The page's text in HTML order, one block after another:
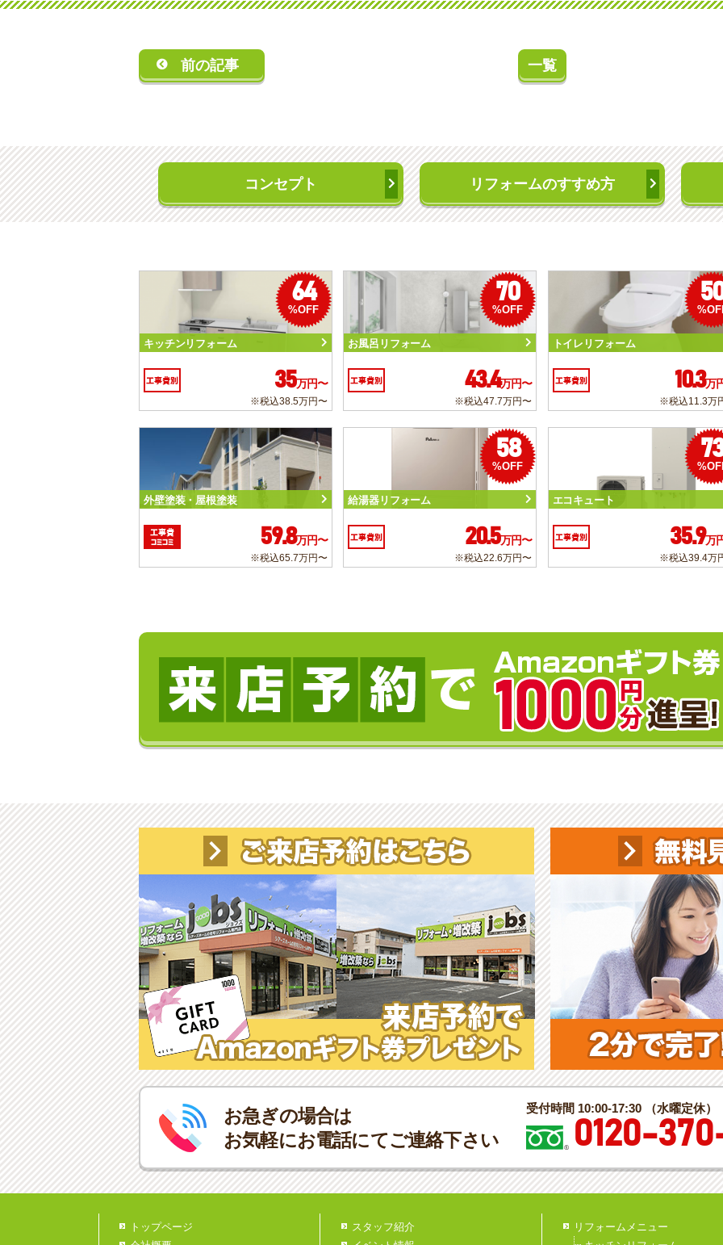
前の記事 一覧
コンセプト リフォームのすすめ方
64
%OFF
キッチンリフォーム
工事費別 35万円〜
※税込38.5万円〜
70
%OFF
お風呂リフォーム
工事費別 43.4万円〜
※税込47.7万円〜
トイレリフォーム
工事費別 10.3万
※税込11.3万
外壁塗装・屋根塗装
工事費
コミコミ
59.8万円〜
※税込65.7万円〜
58
%OFF
給湯器リフォーム
工事費別 20.5万円〜
※税込22.6万円〜
エコキュート
工事費別 35.9万
※税込39.4万
お急ぎの場合は
お気軽にお電話にてご連絡下さい
受付時間 10:00-17:30 （水曜定休）
0120-
トップページ
スタッフ紹介
リフォームメニュー